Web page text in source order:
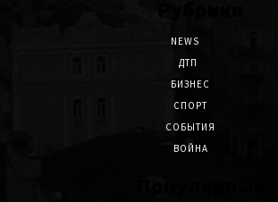
NEWS
ДТП
БИЗНЕС
СПОРТ
СОБЫТИЯ
ВОЙНА